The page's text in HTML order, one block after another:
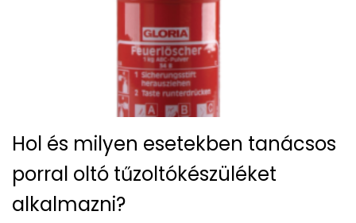
Hol és milyen esetekben tanácsos
porral oltó tűzoltókészüléket
alkalmazni?